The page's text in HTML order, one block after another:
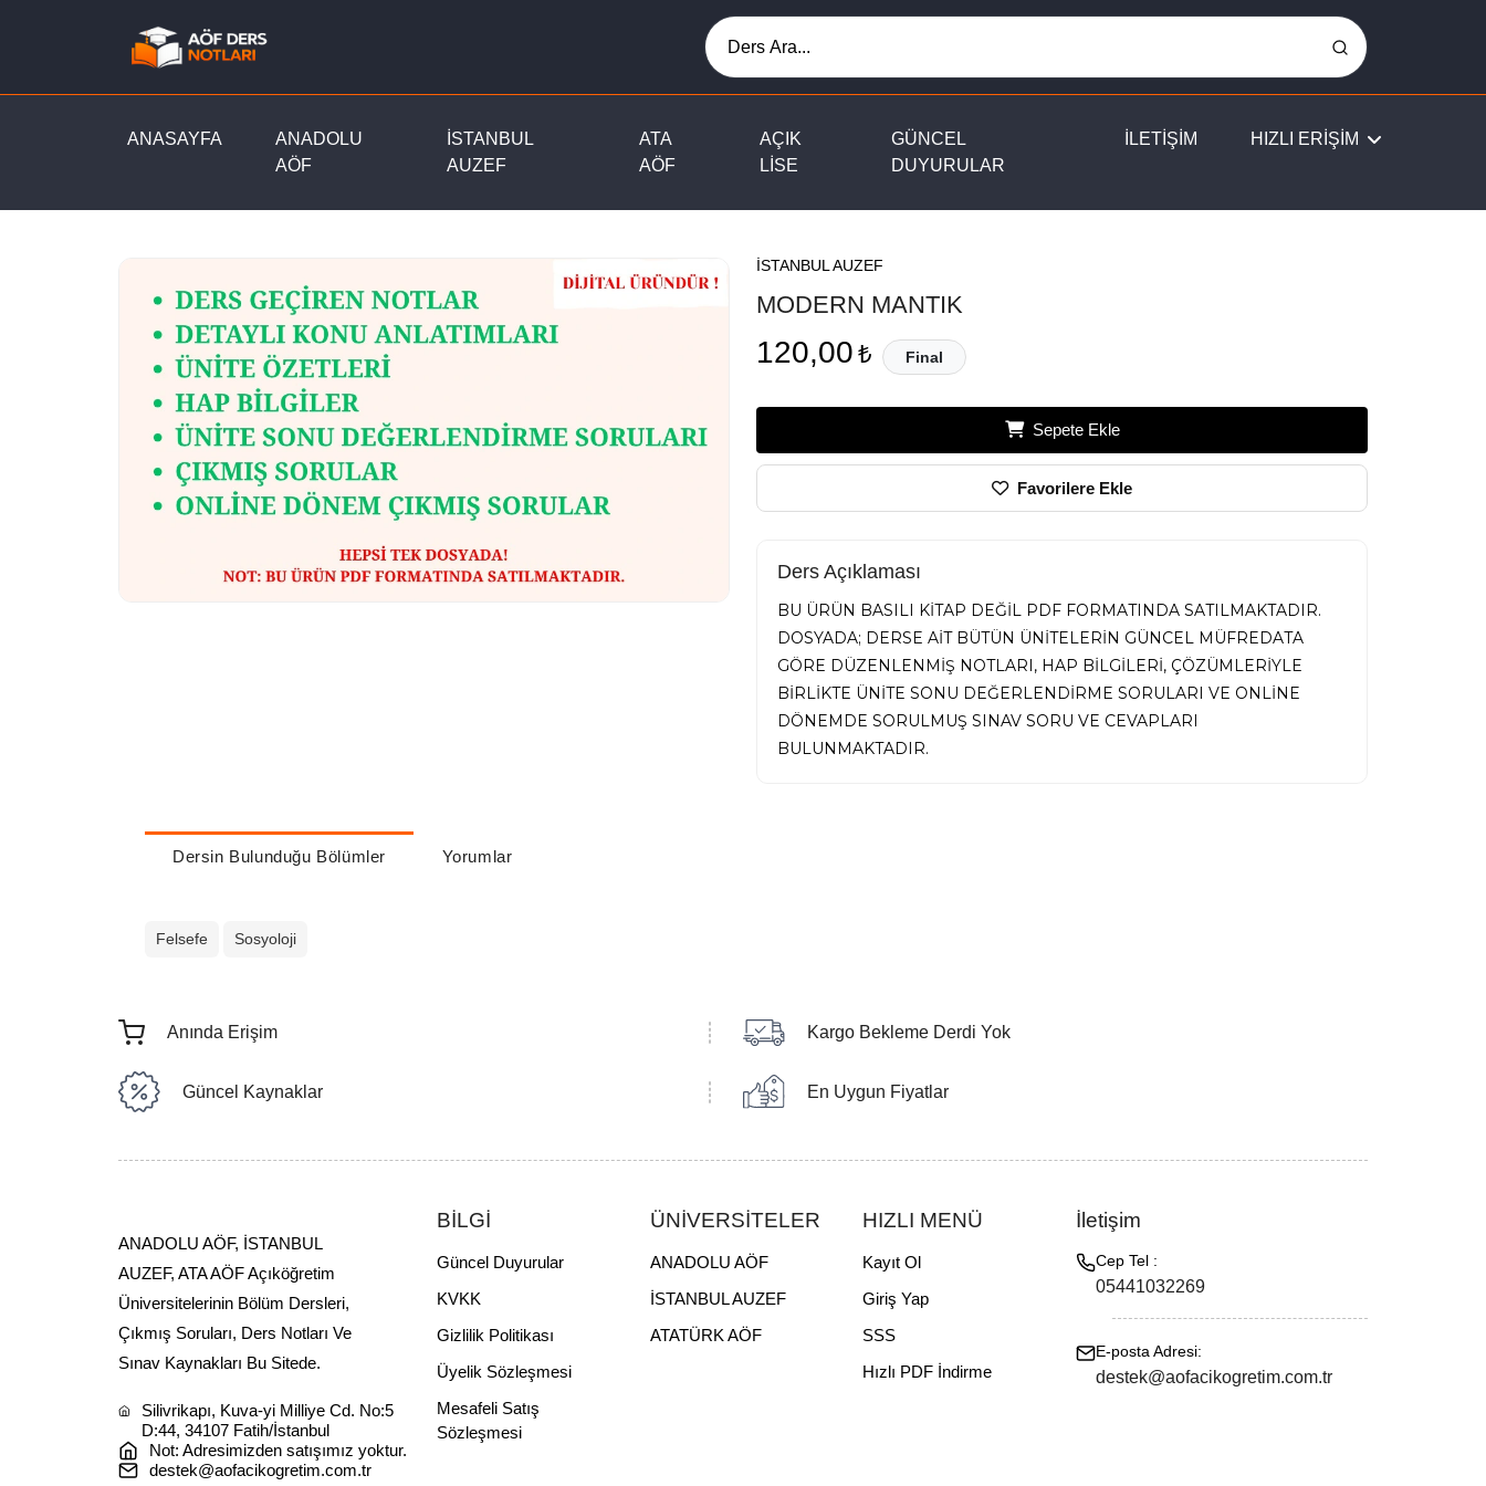
ANASAYFA
ANADOLU
AÖF
İSTANBUL
AUZEF
ATA
AÖF
AÇIK
LİSE
GÜNCEL
DUYURULAR
İLETİŞİM HIZLI ERİŞİM
İSTANBUL AUZEF
MODERN MANTIK
120,00 ₺ Final
Sepete Ekle
Favorilere Ekle
Ders Açıklaması
BU ÜRÜN BASILI KİTAP DEĞİL PDF FORMATINDA SATILMAKTADIR.
DOSYADA; DERSE AİT BÜTÜN ÜNİTELERİN GÜNCEL MÜFREDATA
GÖRE DÜZENLENMİŞ NOTLARI, HAP BİLGİLERİ, ÇÖZÜMLERİYLE
BİRLİKTE ÜNİTE SONU DEĞERLENDİRME SORULARI VE ONLİNE
DÖNEMDE SORULMUŞ SINAV SORU VE CEVAPLARI
BULUNMAKTADIR.
Dersin Bulunduğu Bölümler Yorumlar
Felsefe Sosyoloji
Anında Erişim Kargo Bekleme Derdi Yok
Güncel Kaynaklar En Uygun Fiyatlar
ANADOLU AÖF, İSTANBUL
AUZEF, ATA AÖF Açıköğretim
Üniversitelerinin Bölüm Dersleri,
Çıkmış Soruları, Ders Notları Ve
Sınav Kaynakları Bu Sitede.
Silivrikapı, Kuva-yi Milliye Cd. No:5
D:44, 34107 Fatih/İstanbul
Not: Adresimizden satışımız yoktur.
destek@aofacikogretim.com.tr
BİLGİ
Güncel Duyurular
KVKK
Gizlilik Politikası
Üyelik Sözleşmesi
Mesafeli Satış
Sözleşmesi
ÜNİVERSİTELER
ANADOLU AÖF
İSTANBUL AUZEF
ATATÜRK AÖF
HIZLI MENÜ
Kayıt Ol
Giriş Yap
SSS
Hızlı PDF İndirme
İletişim
Cep Tel :
05441032269
E-posta Adresi:
destek@aofacikogretim.com.tr